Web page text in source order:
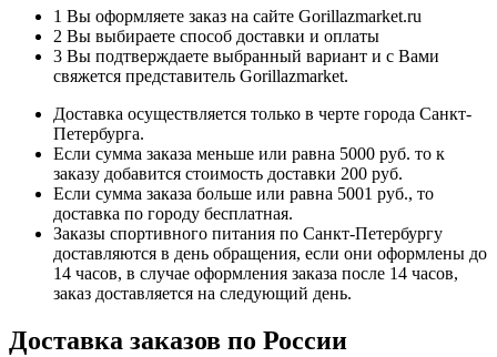
1 Вы оформляете заказ на сайте Gorillazmarket.ru
2 Вы выбираете способ доставки и оплаты
3 Вы подтверждаете выбранный вариант и с Вами
свяжется представитель Gorillazmarket.
Доставка осуществляется только в черте города Санкт-
Петербурга.
Если сумма заказа меньше или равна 5000 руб. то к
заказу добавится стоимость доставки 200 руб.
Если сумма заказа больше или равна 5001 руб., то
доставка по городу бесплатная.
Заказы спортивного питания по Санкт-Петербургу
доставляются в день обращения, если они оформлены до
14 часов, в случае оформления заказа после 14 часов,
заказ доставляется на следующий день.
Доставка заказов по России